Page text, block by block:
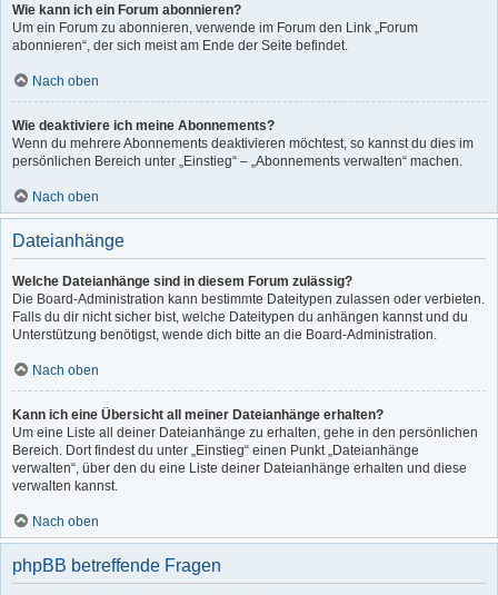
Wie kann ich ein Forum abonnieren?
Um ein Forum zu abonnieren, verwende im Forum den Link „Forum
abonnieren“, der sich meist am Ende der Seite befindet.
Nach oben
Wie deaktiviere ich meine Abonnements?
Wenn du mehrere Abonnements deaktivieren möchtest, so kannst du dies im
persönlichen Bereich unter „Einstieg“ – „Abonnements verwalten“ machen.
Nach oben
Dateianhänge
Welche Dateianhänge sind in diesem Forum zulässig?
Die Board-Administration kann bestimmte Dateitypen zulassen oder verbieten.
Falls du dir nicht sicher bist, welche Dateitypen du anhängen kannst und du
Unterstützung benötigst, wende dich bitte an die Board-Administration.
Nach oben
Kann ich eine Übersicht all meiner Dateianhänge erhalten?
Um eine Liste all deiner Dateianhänge zu erhalten, gehe in den persönlichen
Bereich. Dort findest du unter „Einstieg“ einen Punkt „Dateianhänge
verwalten“, über den du eine Liste deiner Dateianhänge erhalten und diese
verwalten kannst.
Nach oben
phpBB betreffende Fragen